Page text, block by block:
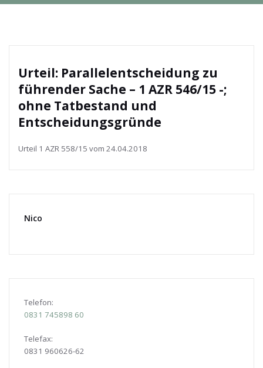
Urteil: Parallelentscheidung zu
führender Sache – 1 AZR 546/15 -;
ohne Tatbestand und
Entscheidungsgründe
Urteil 1 AZR 558/15 vom 24.04.2018
Nico
Telefon:
0831 745898 60
Telefax:
0831 960626-62